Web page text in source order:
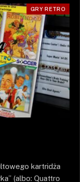
GRY RETRO
kartridża
(albo: Quattro